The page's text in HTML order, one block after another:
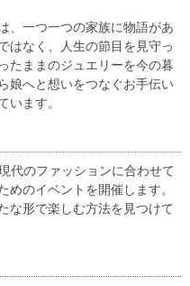
、一つ一つの家族に物語があ
はなく、人生の節目を見守っ
たままのジュエリーを今の暮
娘へと想いをつなぐお手伝い
います。
代のファッションに合わせて
めのイベントを開催します。
な形で楽しむ方法を見つけて